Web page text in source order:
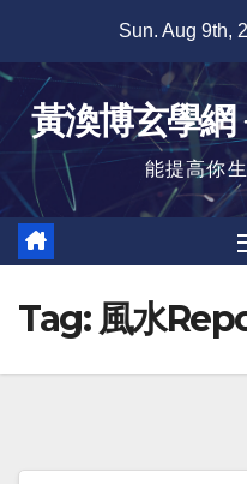
content
Sun. Aug 9th,
黃渙博玄學
能提高你
Tag: 風水